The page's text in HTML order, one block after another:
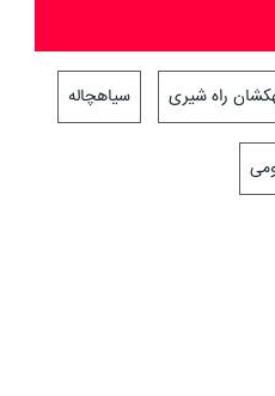
راه شیری سیاهچاله